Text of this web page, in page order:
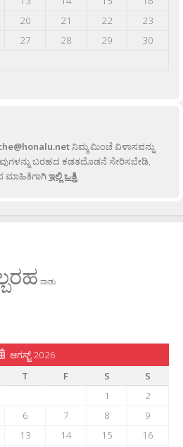
20 21 22
23
27 28 29
30
ನಿಮ್ಮ ಮಿಂಚೆ ವಿಳಾಸವನ್ನು
ಬರಹದ ಕಡತದೊಡನೆ ಸೇರಿಸಬೇಡಿ,
ಮಾಹಿತಿಗಾಗಿಇಲ್ಲಿ ಒತ್ತಿ.
ನಾಡು
ಆಗಸ್ಟ್ 2026
T F S
S
1
2
6 7 8
9
13 14 15
16